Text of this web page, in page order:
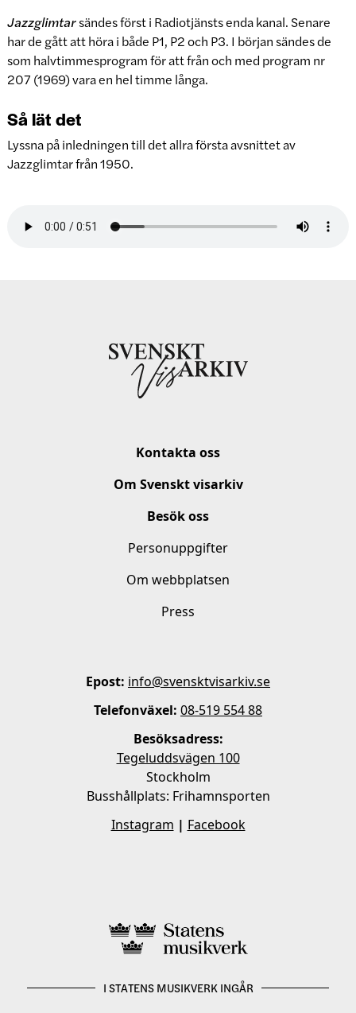
Jazzglimtarsändes först i Radiotjänsts enda kanal. Senare
har de gått att höra i både P1, P2 och P3. I början sändes de
som halvtimmesprogram för att från och med program nr
207 (1969) vara en hel timme långa.
Så lät det
Lyssna på inledningen till det allra första avsnittet av
Jazzglimtar från 1950.
Kontakta oss
Om Svenskt visarkiv
Besök oss
Personuppgifter
Om webbplatsen
Press
Epost: info@svensktvisarkiv.se
Telefonväxel: 08-519 554 88
Besöksadress:
Tegeluddsvägen 100
Stockholm
Busshållplats: Frihamnsporten
Instagram | Facebook
I STATENS MUSIKVERK INGÅR